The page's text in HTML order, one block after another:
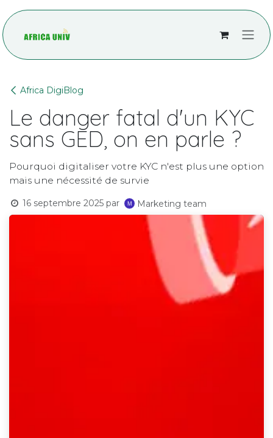
Africa DigiBlog
Le danger fatal d'un KYC
sans GED, on en parle ?
Pourquoi digitaliser votre KYC n'est plus une option
mais une nécessité de survie
16 septembre 2025 par Marketing team